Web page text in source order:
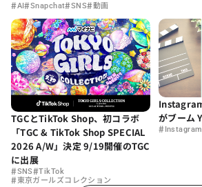
#AI#Snapchat#SNS#動画
TGCとTikTok Shop、初コラボ
「TGC & TikTok Shop SPECIAL
2026 A/W」決定 9/19開催のTGC
に出展
#SNS#TikTok
#東京ガールズコレクション
がブーム
#Instagram